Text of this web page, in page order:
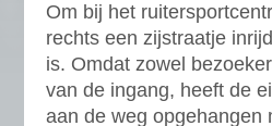
Om bij het
rechts een zijstraatje
is. Omdat zowel
van de ingang, heeft de
aan de weg opgehangen